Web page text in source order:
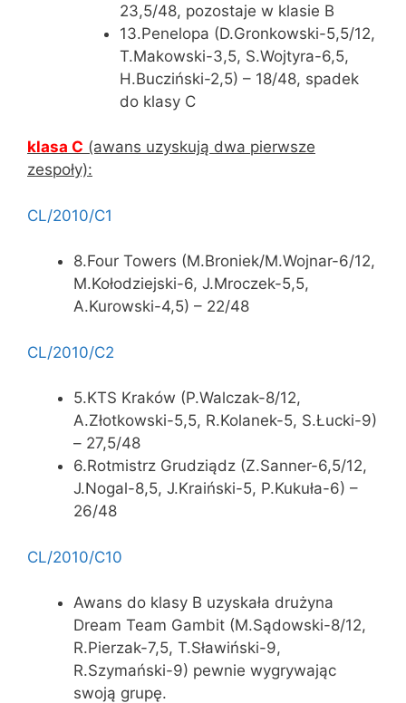
23,5/48, pozostaje w klasie B
13.Penelopa (D.Gronkowski-5,5/12,
T.Makowski-3,5, S.Wojtyra-6,5,
H.Bucziński-2,5) – 18/48, spadek
do klasy C
klasa C (awans uzyskują dwa pierwsze
zespoły):
CL/2010/C1
8.Four Towers (M.Broniek/M.Wojnar-6/12,
M.Kołodziejski-6, J.Mroczek-5,5,
A.Kurowski-4,5) – 22/48
CL/2010/C2
5.KTS Kraków (P.Walczak-8/12,
A.Złotkowski-5,5, R.Kolanek-5, S.Łucki-9)
– 27,5/48
6.Rotmistrz Grudziądz (Z.Sanner-6,5/12,
J.Nogal-8,5, J.Kraiński-5, P.Kukuła-6) –
26/48
CL/2010/C10
Awans do klasy B uzyskała drużyna
Dream Team Gambit (M.Sądowski-8/12,
R.Pierzak-7,5, T.Sławiński-9,
R.Szymański-9) pewnie wygrywając
swoją grupę.